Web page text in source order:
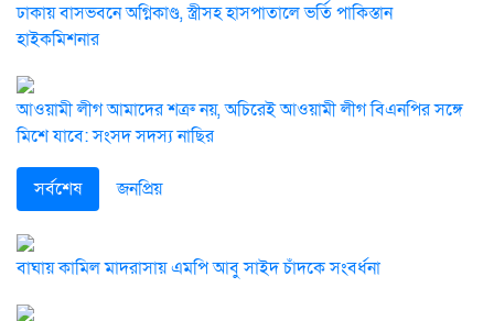
ঢাকায় বাসভবনে অগ্নিকাণ্ড, স্ত্রীসহ হাসপাতালে ভর্তি পাকিস্তান
হাইকমিশনার
আওয়ামী লীগ আমাদের শত্রু নয়, অচিরেই আওয়ামী লীগ বিএনপির সঙ্গে
মিশে যাবে: সংসদ সদস্য নাছির
সর্বশেষ জনপ্রিয়
বাঘায় কামিল মাদরাসায় এমপি আবু সাইদ চাঁদকে সংবর্ধনা